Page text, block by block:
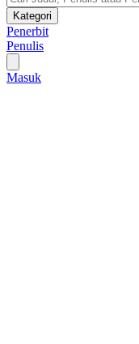
Kategori
Penerbit
Penulis
Masuk